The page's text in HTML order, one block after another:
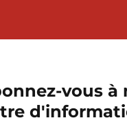
vous à